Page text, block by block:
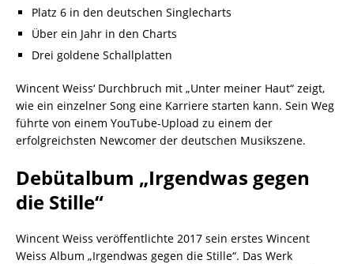
Platz 6 in den deutschen Singlecharts
Über ein Jahr in den Charts
Drei goldene Schallplatten
Wincent Weiss‘ Durchbruch mit „Unter meiner Haut“ zeigt,
wie ein einzelner Song eine Karriere starten kann. Sein Weg
führte von einem YouTube-Upload zu einem der
erfolgreichsten Newcomer der deutschen Musikszene.
Debütalbum „Irgendwas gegen
die Stille“
Wincent Weiss veröffentlichte 2017 sein erstes Wincent
Weiss Album „Irgendwas gegen die Stille“. Das Werk